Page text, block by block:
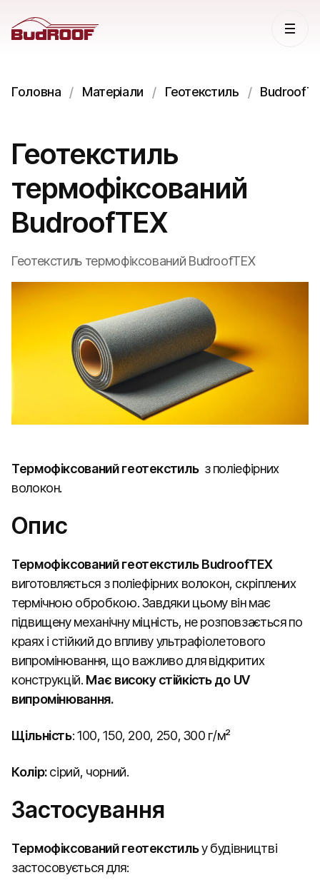
Головна Матеріали Геотекстиль
Геотекстиль
термофіксований
BudroofTEX
Геотекстиль термофіксований BudroofTEX
Термофіксований геотекстильз поліефірних
волокон.
Опис
Термофіксований геотекстиль BudroofTEX
виготовляється з поліефірних волокон, скріплених
термічною обробкою. Завдяки цьому він має
підвищену механічну міцність, не розповзається по
краях і стійкий до впливу ультрафіолетового
випромінювання, що важливо для відкритих
конструкцій. Має високу стійкість до UV
випромінювання.
Щільність: 100, 150, 200, 250, 300 г/м²
Колір:сірий, чорний.
Застосування
Термофіксований геотекстильу будівництві
застосовується для: